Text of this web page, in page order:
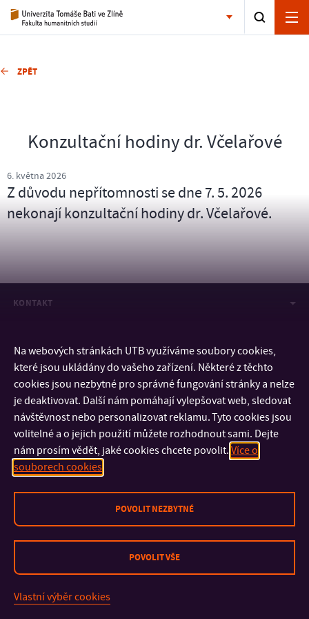
ZPĚT
Konzultační hodiny dr. Včelařové
6. května 2026
Z důvodu nepřítomnosti se dne 7. 5. 2026
nekonají konzultační hodiny dr. Včelařové.
KONTAKT
DŮLEŽITÉ INFORMACE
FAKULTY A SOUČÁSTI
© 2026 Univerzita Tomáše Bati ve Zlíně
Na webových stránkách UTB využíváme soubory cookies,
které jsou ukládány do vašeho zařízení. Některé z těchto
cookies jsou nezbytné pro správné fungování stránky a nelze
je deaktivovat. Další nám pomáhají vylepšovat web, sledovat
návštěvnost nebo personalizovat reklamu. Tyto cookies jsou
volitelné a o jejich použití můžete rozhodnout sami. Dejte
nám prosím vědět, jaké cookies chcete povolit. Více o
souborech cookies
POVOLIT NEZBYTNÉ
POVOLIT VŠE
Vlastní výběr cookies